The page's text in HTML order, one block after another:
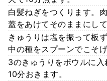
白髪ねぎをつくります。
蓋をあけてそのままにして
きゅうりは塩を振って板
中の種をスプーンでこそ
3のきゅうりをボウルに入
10分おきます。